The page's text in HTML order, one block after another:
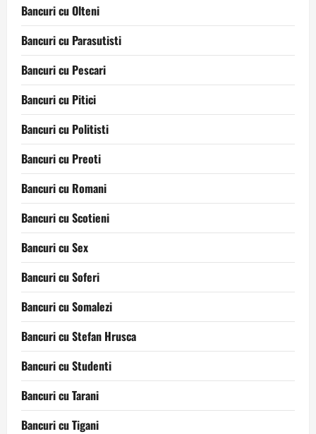
Bancuri cu Olteni
Bancuri cu Parasutisti
Bancuri cu Pescari
Bancuri cu Pitici
Bancuri cu Politisti
Bancuri cu Preoti
Bancuri cu Romani
Bancuri cu Scotieni
Bancuri cu Sex
Bancuri cu Soferi
Bancuri cu Somalezi
Bancuri cu Stefan Hrusca
Bancuri cu Studenti
Bancuri cu Tarani
Bancuri cu Tigani